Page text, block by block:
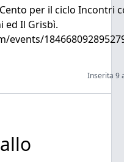
per il ciclo Incontri
ed Il Grisbì.
Inserita 9